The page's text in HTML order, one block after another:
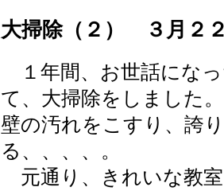
大掃除（２） ３月２
１年間、お世話にな
て、大掃除をしました
壁の汚れをこすり、誇
る、、、、。
元通り、きれいな教